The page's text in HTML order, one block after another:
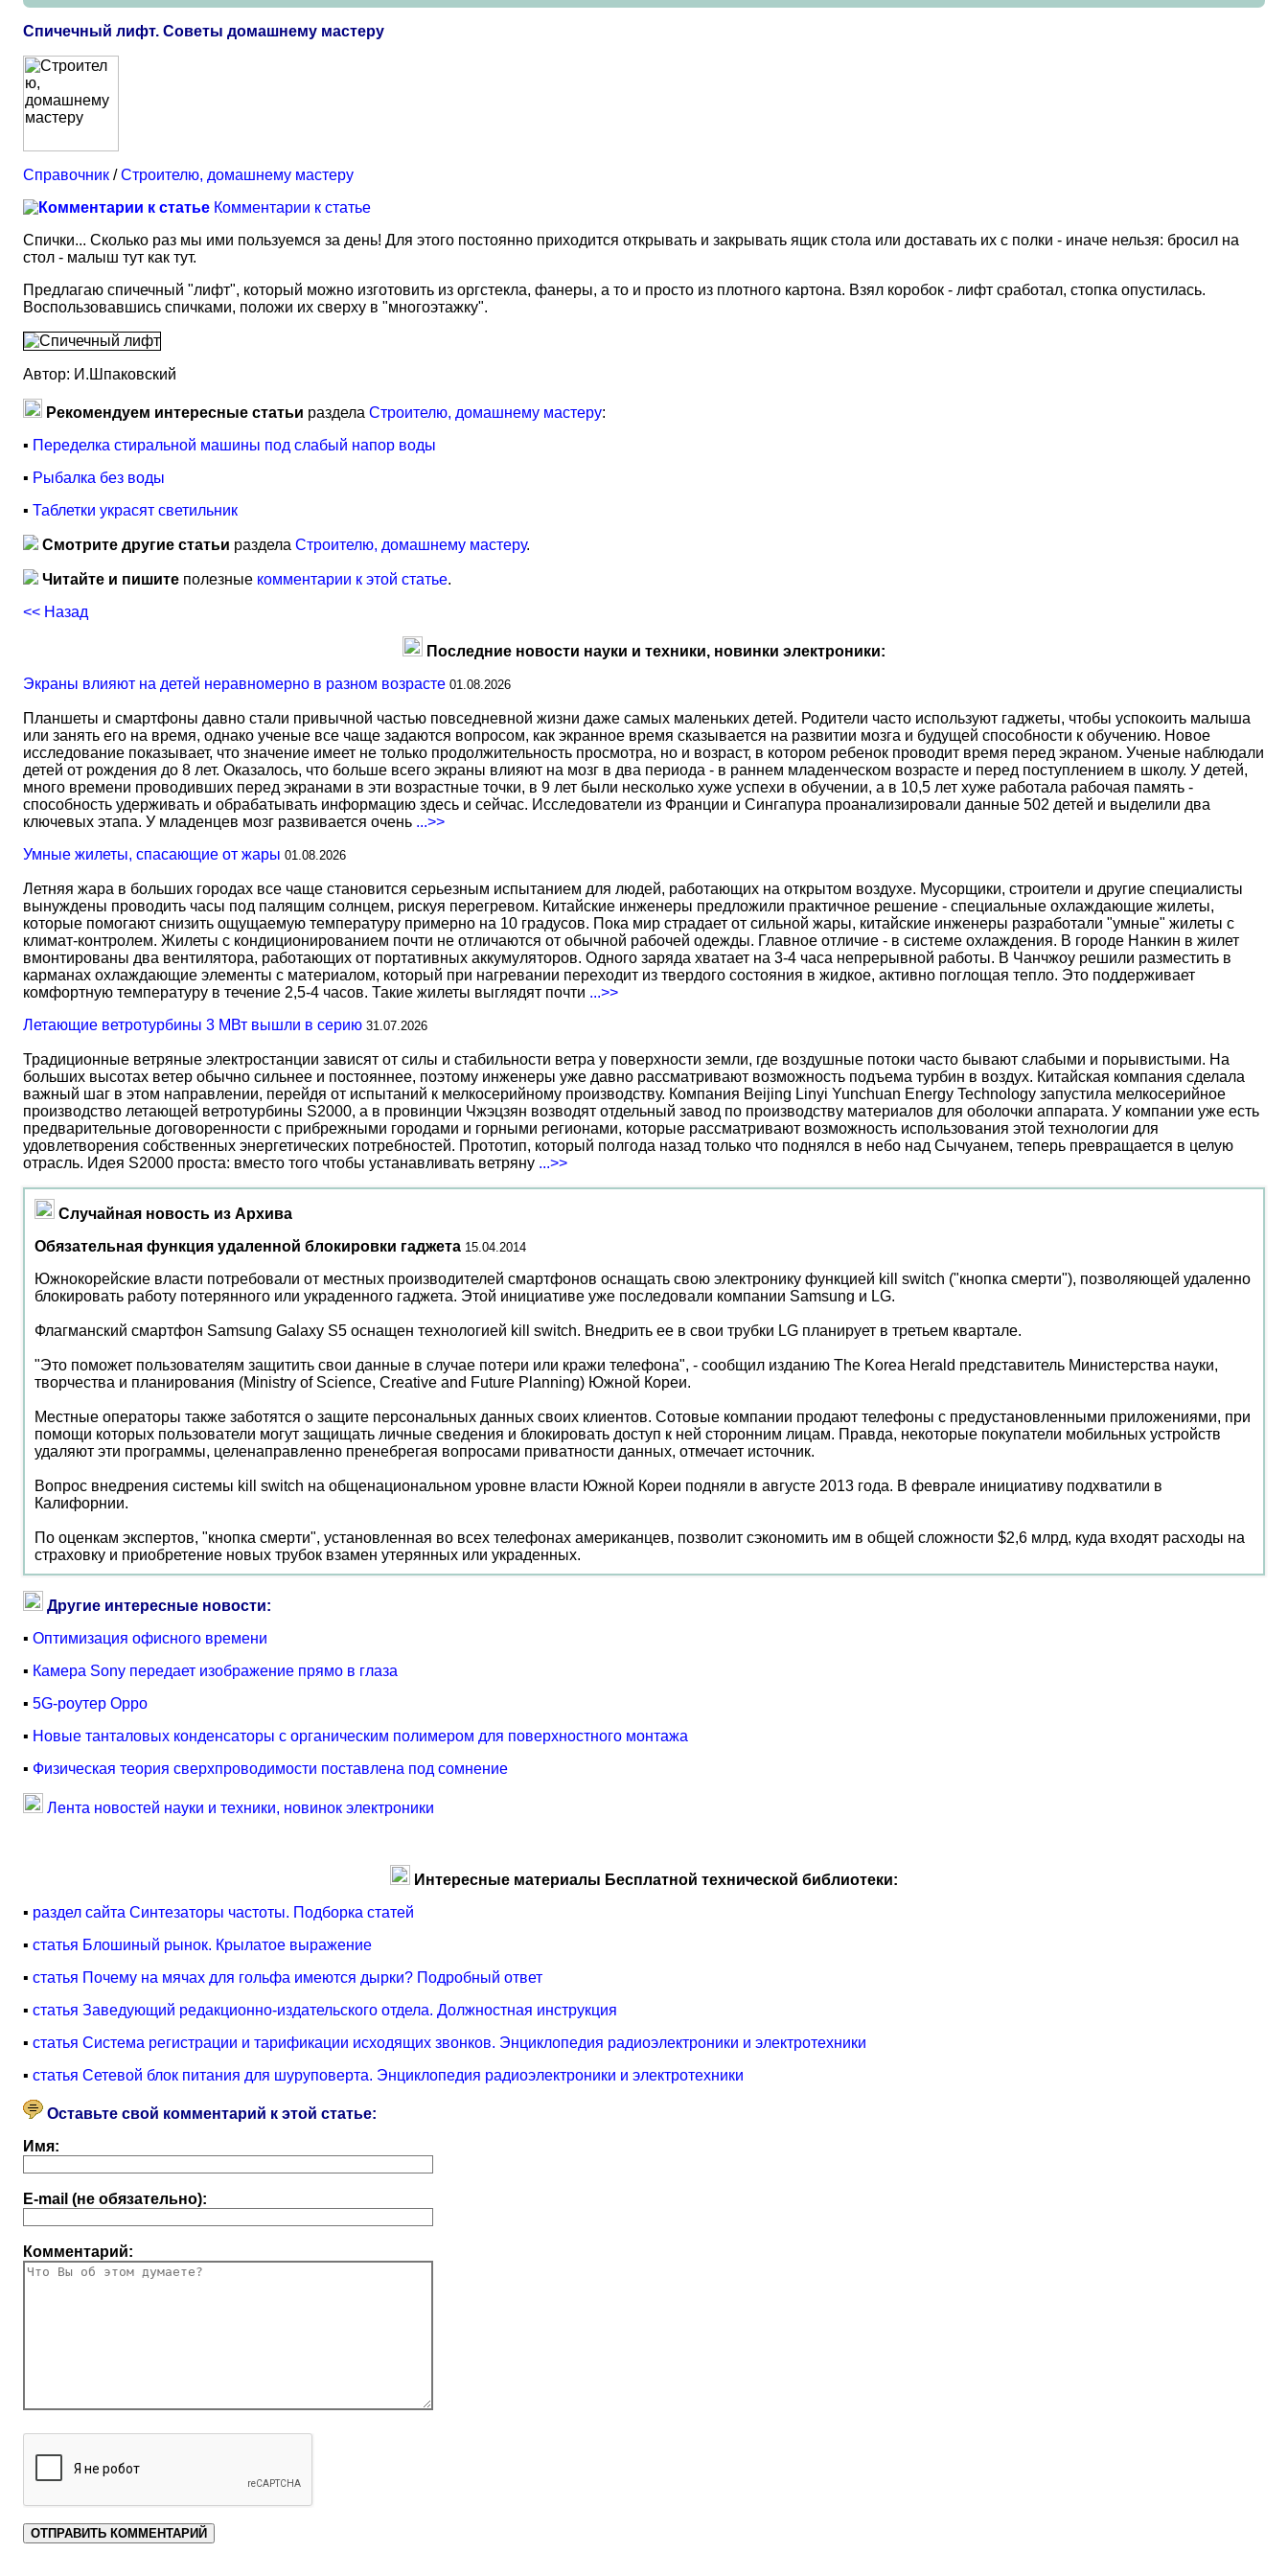
Спичечный лифт. Советы домашнему мастеру
Справочник /Строителю, домашнему мастеру
Комментарии к статье
Спички... Сколько раз мы ими пользуемся за день! Для этого постоянно приходится открывать и закрывать ящик стола или доставать их с полки - иначе нельзя: бросил на
стол - малыш тут как тут.
Предлагаю спичечный "лифт", который можно изготовить из оргстекла, фанеры, а то и просто из плотного картона. Взял коробок - лифт сработал, стопка опустилась.
Воспользовавшись спичками, положи их сверху в "многоэтажку".
Автор: И.Шпаковский
Рекомендуем интересные статьи раздела Строителю, домашнему мастеру:
▪ Переделка стиральной машины под слабый напор воды
▪ Рыбалка без воды
▪ Таблетки украсят светильник
Смотрите другие статьи раздела Строителю, домашнему мастеру.
Читайте и пишите полезные комментарии к этой статье.
<< Назад
Последние новости науки и техники, новинки электроники:
Экраны влияют на детей неравномерно в разном возрасте 01.08.2026
Планшеты и смартфоны давно стали привычной частью повседневной жизни даже самых маленьких детей. Родители часто используют гаджеты, чтобы успокоить малыша
или занять его на время, однако ученые все чаще задаются вопросом, как экранное время сказывается на развитии мозга и будущей способности к обучению. Новое
исследование показывает, что значение имеет не только продолжительность просмотра, но и возраст, в котором ребенок проводит время перед экраном. Ученые наблюдали
детей от рождения до 8 лет. Оказалось, что больше всего экраны влияют на мозг в два периода - в раннем младенческом возрасте и перед поступлением в школу. У детей,
много времени проводивших перед экранами в эти возрастные точки, в 9 лет были несколько хуже успехи в обучении, а в 10,5 лет хуже работала рабочая память -
способность удерживать и обрабатывать информацию здесь и сейчас. Исследователи из Франции и Сингапура проанализировали данные 502 детей и выделили два
ключевых этапа. У младенцев мозг развивается очень ...>>
Умные жилеты, спасающие от жары 01.08.2026
Летняя жара в больших городах все чаще становится серьезным испытанием для людей, работающих на открытом воздухе. Мусорщики, строители и другие специалисты
вынуждены проводить часы под палящим солнцем, рискуя перегревом. Китайские инженеры предложили практичное решение - специальные охлаждающие жилеты,
которые помогают снизить ощущаемую температуру примерно на 10 градусов. Пока мир страдает от сильной жары, китайские инженеры разработали "умные" жилеты с
климат-контролем. Жилеты с кондиционированием почти не отличаются от обычной рабочей одежды. Главное отличие - в системе охлаждения. В городе Нанкин в жилет
вмонтированы два вентилятора, работающих от портативных аккумуляторов. Одного заряда хватает на 3-4 часа непрерывной работы. В Чанчжоу решили разместить в
карманах охлаждающие элементы с материалом, который при нагревании переходит из твердого состояния в жидкое, активно поглощая тепло. Это поддерживает
комфортную температуру в течение 2,5-4 часов. Такие жилеты выглядят почти ...>>
Летающие ветротурбины 3 МВт вышли в серию 31.07.2026
Традиционные ветряные электростанции зависят от силы и стабильности ветра у поверхности земли, где воздушные потоки часто бывают слабыми и порывистыми. На
больших высотах ветер обычно сильнее и постояннее, поэтому инженеры уже давно рассматривают возможность подъема турбин в воздух. Китайская компания сделала
важный шаг в этом направлении, перейдя от испытаний к мелкосерийному производству. Компания Beijing Linyi Yunchuan Energy Technology запустила мелкосерийное
производство летающей ветротурбины S2000, а в провинции Чжэцзян возводят отдельный завод по производству материалов для оболочки аппарата. У компании уже есть
предварительные договоренности с прибрежными городами и горными регионами, которые рассматривают возможность использования этой технологии для
удовлетворения собственных энергетических потребностей. Прототип, который полгода назад только что поднялся в небо над Сычуанем, теперь превращается в целую
отрасль. Идея S2000 проста: вместо того чтобы устанавливать ветряну ...>>
Случайная новость из Архива
Обязательная функция удаленной блокировки гаджета 15.04.2014
Южнокорейские власти потребовали от местных производителей смартфонов оснащать свою электронику функцией kill switch ("кнопка смерти"), позволяющей удаленно
блокировать работу потерянного или украденного гаджета. Этой инициативе уже последовали компании Samsung и LG.
Флагманский смартфон Samsung Galaxy S5 оснащен технологией kill switch. Внедрить ее в свои трубки LG планирует в третьем квартале.
"Это поможет пользователям защитить свои данные в случае потери или кражи телефона", - сообщил изданию The Korea Herald представитель Министерства науки,
творчества и планирования (Ministry of Science, Creative and Future Planning) Южной Кореи.
Местные операторы также заботятся о защите персональных данных своих клиентов. Сотовые компании продают телефоны с предустановленными приложениями, при
помощи которых пользователи могут защищать личные сведения и блокировать доступ к ней сторонним лицам. Правда, некоторые покупатели мобильных устройств
удаляют эти программы, целенаправленно пренебрегая вопросами приватности данных, отмечает источник.
Вопрос внедрения системы kill switch на общенациональном уровне власти Южной Кореи подняли в августе 2013 года. В феврале инициативу подхватили в
Калифорнии.
По оценкам экспертов, "кнопка смерти", установленная во всех телефонах американцев, позволит сэкономить им в общей сложности $2,6 млрд, куда входят расходы на
страховку и приобретение новых трубок взамен утерянных или украденных.
Другие интересные новости:
▪ Оптимизация офисного времени
▪ Камера Sony передает изображение прямо в глаза
▪ 5G-роутер Oppo
▪ Новые танталовых конденсаторы с органическим полимером для поверхностного монтажа
▪ Физическая теория сверхпроводимости поставлена под сомнение
Лента новостей науки и техники, новинок электроники
Интересные материалы Бесплатной технической библиотеки:
▪ раздел сайта Синтезаторы частоты. Подборка статей
▪ статья Блошиный рынок. Крылатое выражение
▪ статья Почему на мячах для гольфа имеются дырки? Подробный ответ
▪ статья Заведующий редакционно-издательского отдела. Должностная инструкция
▪ статья Система регистрации и тарификации исходящих звонков. Энциклопедия радиоэлектроники и электротехники
▪ статья Сетевой блок питания для шуруповерта. Энциклопедия радиоэлектроники и электротехники
Оставьте свой комментарий к этой статье:
Имя:
E-mail (не обязательно):
Комментарий: